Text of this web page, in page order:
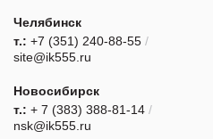
Челябинск
т.: +7 (351) 240-88-55 /
site@ik555.ru
Новосибирск
т.: + 7 (383) 388-81-14 /
nsk@ik555.ru